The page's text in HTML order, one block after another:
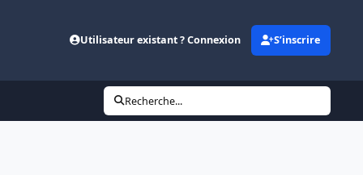
Utilisateur existant ? Connexion S’inscrire
Recherche...